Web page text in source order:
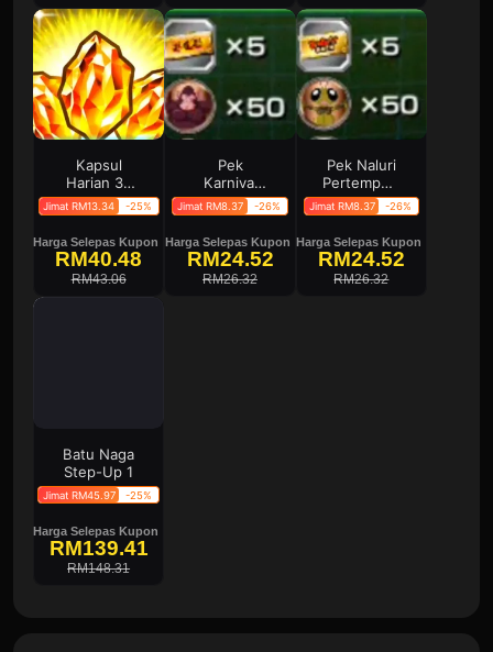
Kapsul
Harian 30
Hari
Jimat RM13.34 -25%
Harga Selepas Kupon
RM40.48
RM43.06
Pek
Karnival
Naga
Bangkit 1
Jimat RM8.37 -26%
Harga Selepas Kupon
RM24.52
RM26.32
Pek Naluri
Pertempuran
1
Jimat RM8.37 -26%
Harga Selepas Kupon
RM24.52
RM26.32
Batu Naga
Step-Up 1
Jimat RM45.97 -25%
Harga Selepas Kupon
RM139.41
RM148.31